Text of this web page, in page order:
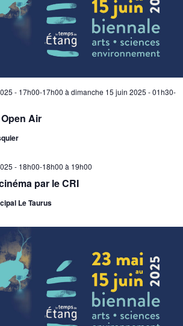
Open Air
- 17h00-17h00 à dimanche 15 juin 2025 - 01h30-
par le CRI
- 18h00-18h00 à 19h00
Le Taurus